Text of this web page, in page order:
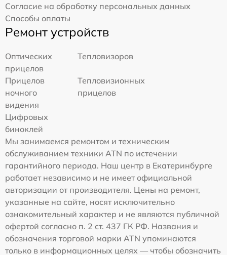
Согласие на обработку персональных данных
Способы оплаты
Ремонт устройств
Оптических
прицелов
Тепловизоров
Прицелов
ночного
видения
Тепловизионных
прицелов
Цифровых
биноклей
Мы занимаемся ремонтом и техническим
обслуживанием техники ATN по истечении
гарантийного периода. Наш центр в Екатеринбурге
работает независимо и не имеет официальной
авторизации от производителя. Цены на ремонт,
указанные на сайте, носят исключительно
ознакомительный характер и не являются публичной
офертой согласно п. 2 ст. 437 ГК РФ. Названия и
обозначения торговой марки ATN упоминаются
только в информационных целях — чтобы обозначить